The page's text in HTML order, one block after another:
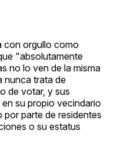
con orgullo como
"absolutamente
no lo ven de la misma
nunca trata de
de votar, y sus
su propio vecindario
parte de residentes
o su estatus